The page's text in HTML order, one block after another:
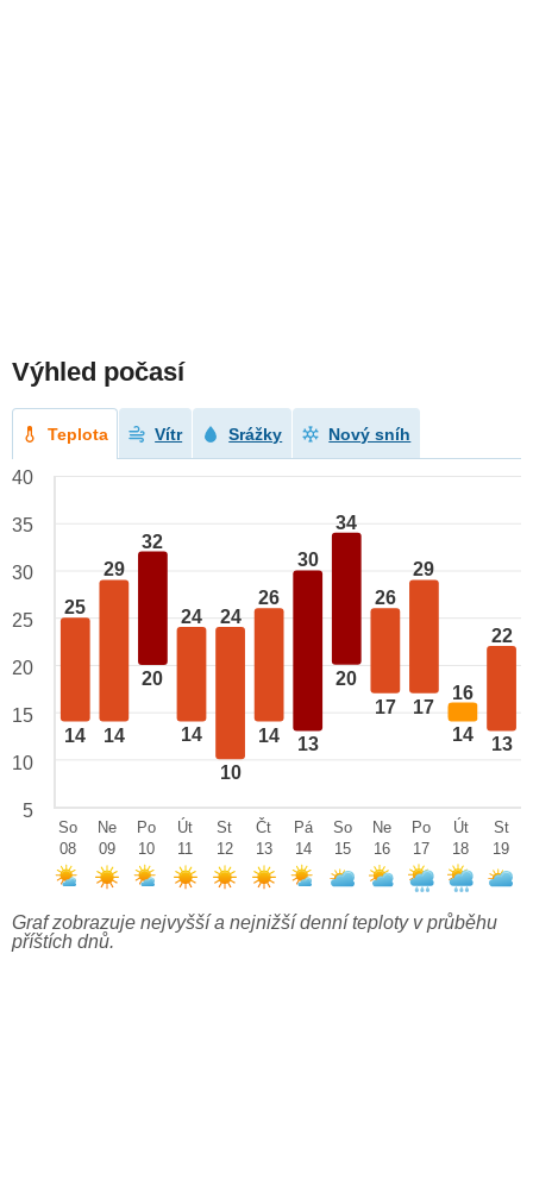
Výhled počasí
Teplota Vítr Srážky Nový sníh
25
14
29
14
32
20
24
14
24
10
26
14
30
13
34
20
26
17
29
17
16
14
22
13
40
35
30
25
20
15
10
5
So
08
Ne
09
Po
10
Út
11
St
12
Čt
13
Pá
14
So
15
Ne
16
Po
17
Út
18
St
19
Graf zobrazuje nejvyšší a nejnižší denní teploty v průběhu
příštích dnů.